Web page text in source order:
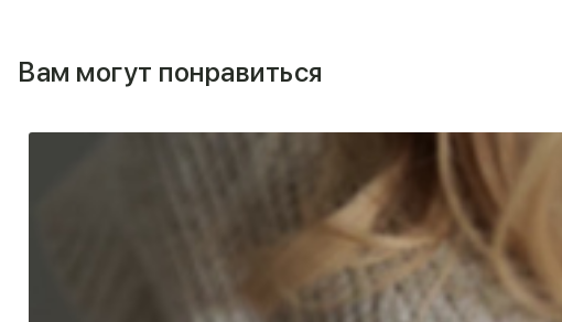
Вам могут понравиться